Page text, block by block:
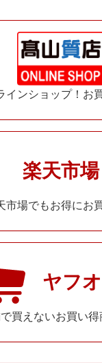
インショップ！お
楽天市場
市場でもお得にお
ヤフ
買えないお買い得